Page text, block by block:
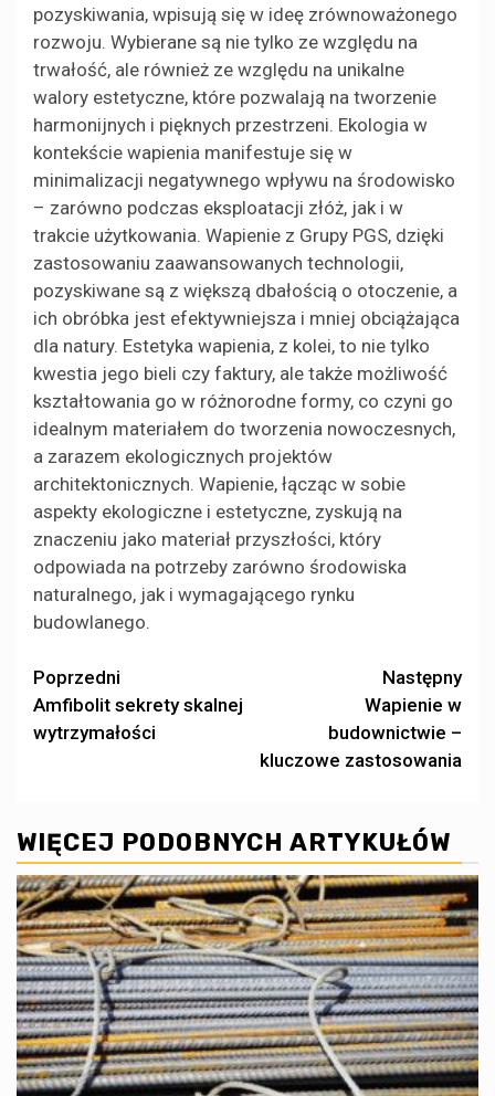
pozyskiwania, wpisują się w ideę zrównoważonego
rozwoju. Wybierane są nie tylko ze względu na
trwałość, ale również ze względu na unikalne
walory estetyczne, które pozwalają na tworzenie
harmonijnych i pięknych przestrzeni. Ekologia w
kontekście wapienia manifestuje się w
minimalizacji negatywnego wpływu na środowisko
– zarówno podczas eksploatacji złóż, jak i w
trakcie użytkowania. Wapienie z Grupy PGS, dzięki
zastosowaniu zaawansowanych technologii,
pozyskiwane są z większą dbałością o otoczenie, a
ich obróbka jest efektywniejsza i mniej obciążająca
dla natury. Estetyka wapienia, z kolei, to nie tylko
kwestia jego bieli czy faktury, ale także możliwość
kształtowania go w różnorodne formy, co czyni go
idealnym materiałem do tworzenia nowoczesnych,
a zarazem ekologicznych projektów
architektonicznych. Wapienie, łącząc w sobie
aspekty ekologiczne i estetyczne, zyskują na
znaczeniu jako materiał przyszłości, który
odpowiada na potrzeby zarówno środowiska
naturalnego, jak i wymagającego rynku
budowlanego.
Zobacz
wpisy
Poprzedni
Amfibolit sekrety skalnej
wytrzymałości
Następny
Wapienie w
budownictwie –
kluczowe zastosowania
WIĘCEJ PODOBNYCH ARTYKUŁÓW